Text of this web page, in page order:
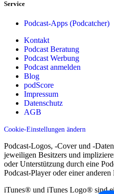
Service
Podcast-Apps (Podcatcher)
Kontakt
Podcast Beratung
Podcast Werbung
Podcast anmelden
Blog
podScore
Impressum
Datenschutz
AGB
Cookie-Einstellungen ändern
Podcast-Logos, -Cover und -
jeweiligen Besitzers und
oder Unterstützung durch eine
Podcast-Player oder einer anderen
iTunes® und iTunes Logo® sind